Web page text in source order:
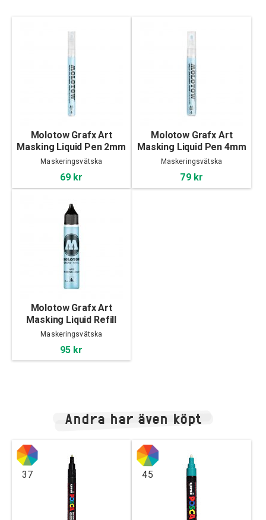
Molotow Grafx Art
Masking Liquid Pen 2mm
Maskeringsvätska
69 kr
Molotow Grafx Art
Masking Liquid Pen 4mm
Maskeringsvätska
79 kr
Molotow Grafx Art
Masking Liquid Refill
30ml
Maskeringsvätska
95 kr
Andra har även köpt
37 45